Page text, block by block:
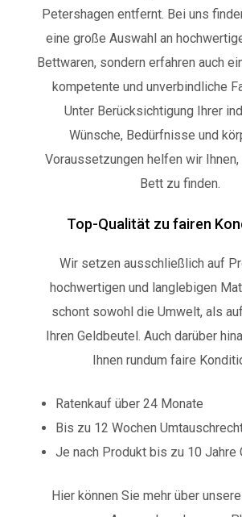
Petershagen entfernt. Bei uns
eine große Auswahl an
Bettwaren, sondern erfahren auch
kompetente und unverbindliche
Unter Berücksichtigung Ihrer
Wünsche, Bedürfnisse und
Voraussetzungen helfen wir
Bett zu finden.
Top-Qualität zu fairen
Wir setzen ausschließlich auf
hochwertigen und langlebigen
schont sowohl die Umwelt, als
Ihren Geldbeutel. Auch darüber
Ihnen rundum faire
Ratenkauf über 24 Monate
Bis zu 12 Wochen
Je nach Produkt bis zu 10 Jahre
Hier können Sie mehr über